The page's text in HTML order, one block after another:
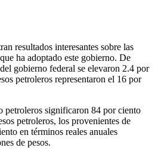
resultados interesantes sobre las
ha adoptado este gobierno. De
gobierno federal se elevaron 2.4 por
petroleros representaron el 16 por
petroleros significaron 84 por ciento
petroleros, los provenientes de
en términos reales anuales
de pesos.